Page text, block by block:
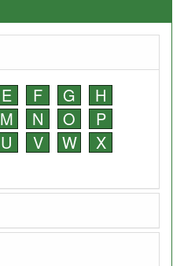
E F G
H
M N O
P
U V W
X